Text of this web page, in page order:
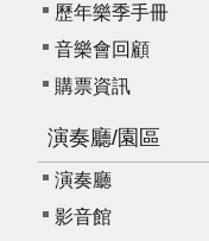
歷年樂季手冊
音樂會回顧
購票資訊
演奏廳/園區
演奏廳
影音館